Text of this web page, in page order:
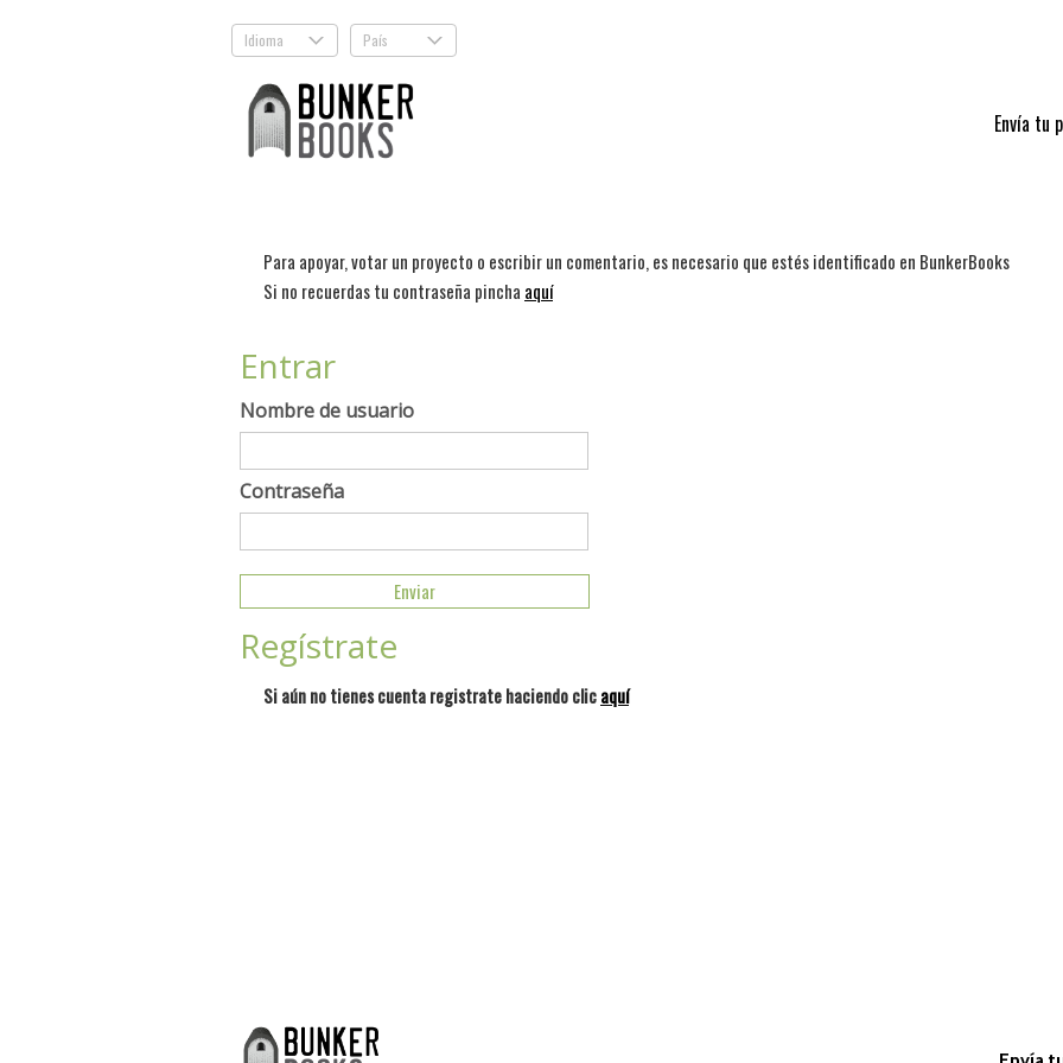
Idioma . País .
Envía tu
Para apoyar, votar un proyecto o escribir un comentario, es necesario que estés identificado en BunkerBooks
Si no recuerdas tu contraseña pincha aquí
Entrar
Nombre de usuario
Contraseña
Regístrate
Si aún no tienes cuenta registrate haciendo clicaquí